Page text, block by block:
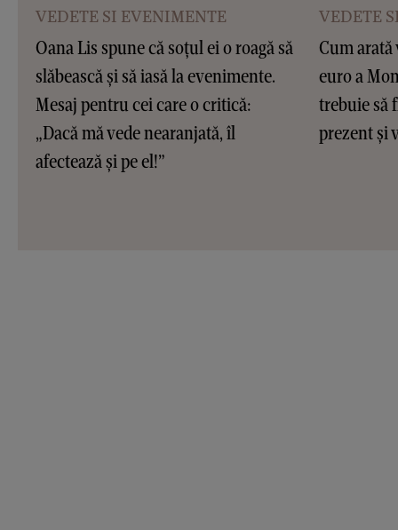
VEDETE SI EVENIMENTE
Oana Lis spune că soțul ei o roagă să
slăbească și să iasă la evenimente.
Mesaj pentru cei care o critică:
„Dacă mă vede nearanjată, îl
afectează și pe el!”
VEDETE
Cum arată
euro a
trebuie să
prezent și